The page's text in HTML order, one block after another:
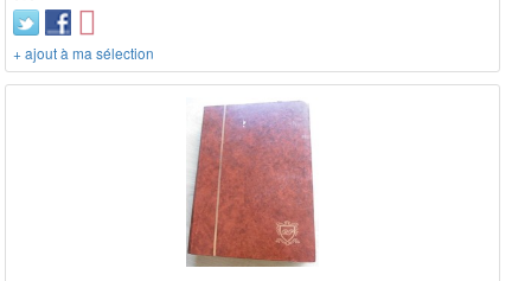
+ ajout à ma sélection